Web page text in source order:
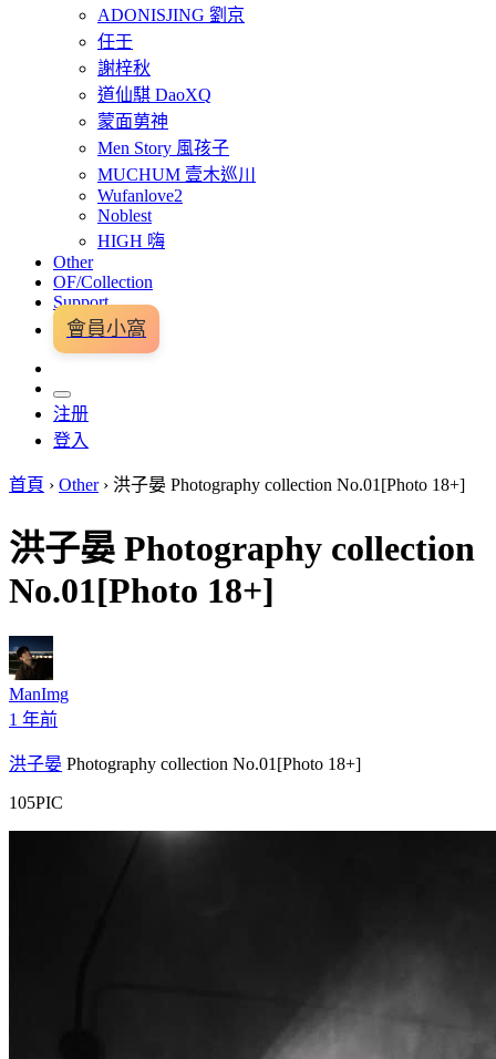
ADONISJING 劉京
任壬
謝梓秋
道仙騏 DaoXQ
蒙面莮神
Men Story 風孩子
MUCHUM 壹木巡川
Wufanlove2
Noblest
HIGH 嗨
Other
OF/Collection
Support
會員小窩
注册
登入
首頁 › Other › 洪子晏 Photography collection No.01[Photo 18+]
洪子晏 Photography collection
No.01[Photo 18+]
ManImg
1 年前
洪子晏 Photography collection No.01[Photo 18+]
105PIC